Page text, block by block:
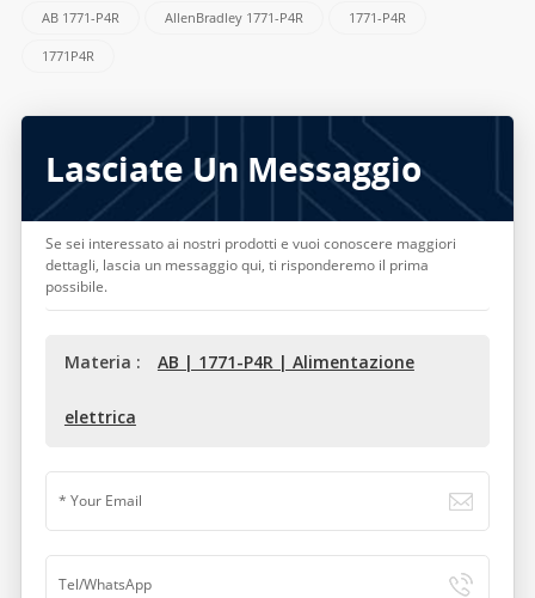
AB 1771-P4R AllenBradley 1771-P4R 1771-P4R
1771P4R
Lasciate Un Messaggio
Se sei interessato ai nostri prodotti e vuoi conoscere maggiori
dettagli, lascia un messaggio qui, ti risponderemo il prima
possibile.
Materia : AB | 1771-P4R | Alimentazione
elettrica